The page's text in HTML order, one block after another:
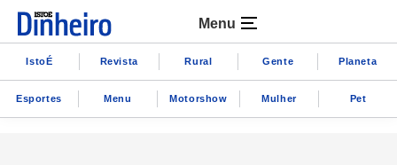
Menu
IstoÉ Revista Rural Gente Planeta
Esportes Menu Motorshow Mulher Pet